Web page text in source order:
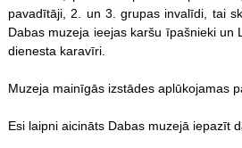
pavadītāji, 2. un 3. grupas invalīdi, tai
Dabas muzeja ieejas karšu īpašnieki un
dienesta karavīri.
Muzeja mainīgās izstādes aplūkojamas
Esi laipni aicināts Dabas muzejā iepazīt